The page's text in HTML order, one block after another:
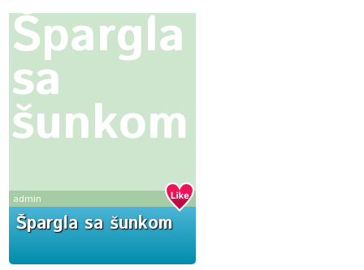
Špargla
sa
šunkom
admin
Špargla sa šunkom